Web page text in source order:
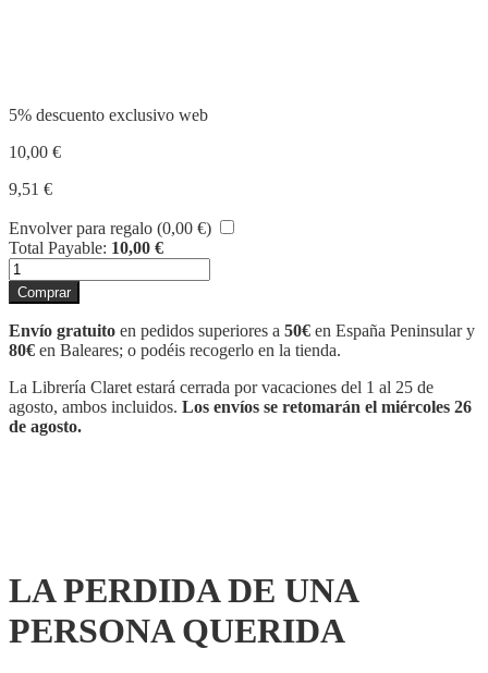
5% descuento exclusivo web
10,00 €
9,51 €
Envolver para regalo (0,00 €)
Total Payable: 10,00 €
LA
PERDIDA
DE
UNA
PERSONA
cantidad
Comprar
Envío gratuito en pedidos superiores a 50€ en España Peninsular y
80€ en Baleares; o podéis recogerlo en la tienda.
La Librería Claret estará cerrada por vacaciones del 1 al 25 de
agosto, ambos incluidos. Los envíos se retomarán el miércoles 26
de agosto.
LA PERDIDA DE UNA
PERSONA QUERIDA